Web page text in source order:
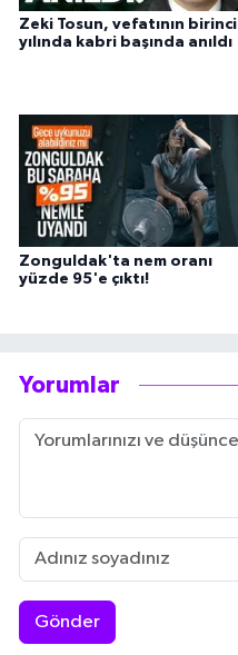
Zeki Tosun, vefatının birinci
yılında kabri başında anıldı
Zonguldak'ta nem oranı
yüzde 95'e çıktı!
Yorumlar
Gönder